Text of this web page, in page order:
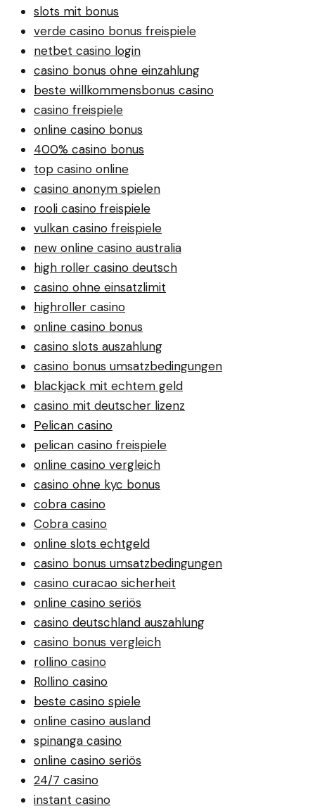
slots mit bonus
verde casino bonus freispiele
netbet casino login
casino bonus ohne einzahlung
beste willkommensbonus casino
casino freispiele
online casino bonus
400% casino bonus
top casino online
casino anonym spielen
rooli casino freispiele
vulkan casino freispiele
new online casino australia
high roller casino deutsch
casino ohne einsatzlimit
highroller casino
online casino bonus
casino slots auszahlung
casino bonus umsatzbedingungen
blackjack mit echtem geld
casino mit deutscher lizenz
Pelican casino
pelican casino freispiele
online casino vergleich
casino ohne kyc bonus
cobra casino
Cobra casino
online slots echtgeld
casino bonus umsatzbedingungen
casino curacao sicherheit
online casino seriös
casino deutschland auszahlung
casino bonus vergleich
rollino casino
Rollino casino
beste casino spiele
online casino ausland
spinanga casino
online casino seriös
24/7 casino
instant casino